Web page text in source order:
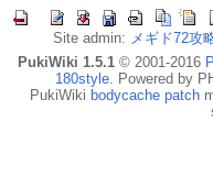
Site admin: メギド72攻
PukiWiki 1.5.1© 2001-2016
180style. Powered by
PukiWiki bodycache patch